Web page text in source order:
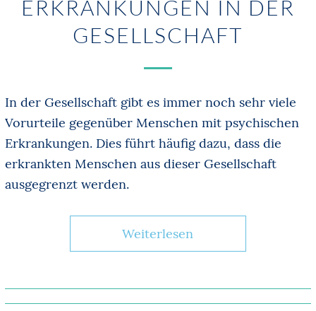
ERKRANKUNGEN IN DER
GESELLSCHAFT
In der Gesellschaft gibt es immer noch sehr viele
Vorurteile gegenüber Menschen mit psychischen
Erkrankungen. Dies führt häufig dazu, dass die
erkrankten Menschen aus dieser Gesellschaft
ausgegrenzt werden.
Weiterlesen